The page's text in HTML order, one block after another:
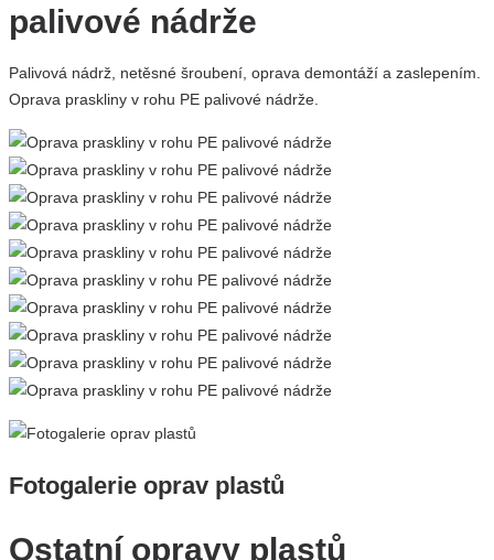
palivové nádrže
Palivová nádrž, netěsné šroubení, oprava demontáží a zaslepením.
Oprava praskliny v rohu PE palivové nádrže.
Fotogalerie oprav plastů
Ostatní opravy plastů